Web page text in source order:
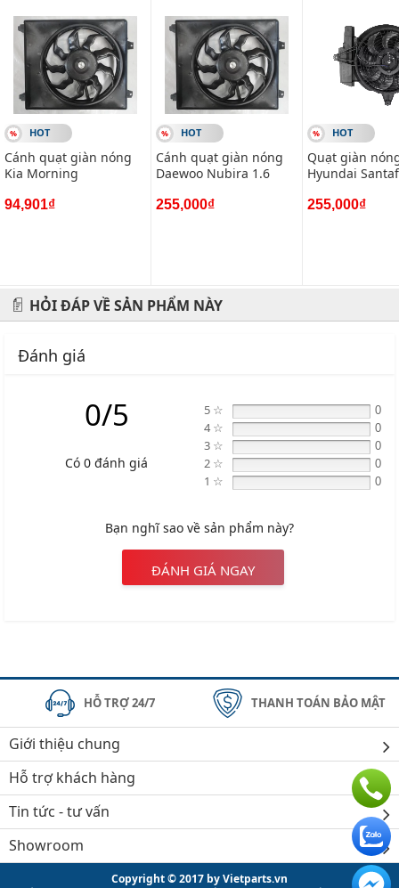
Địa chỉ: 434 Trần Khát Chân- Hai Bà Trưng- Hà Nội
Hotline: 0945 333 777
HOT
Cánh quạt giàn nóng
Kia Morning
94,901₫
HOT
Cánh quạt giàn nóng
Daewoo Nubira 1.6
255,000₫
HOT
Quạt giàn
Hyundai
255,000₫
HỎI ĐÁP VỀ SẢN PHẨM NÀY
Đánh giá
0/5
Có 0 đánh giá
5 ☆ 0
4 ☆ 0
3 ☆ 0
2 ☆ 0
1 ☆ 0
Bạn nghĩ sao về sản phẩm này?
ĐÁNH GIÁ NGAY
HỖ TRỢ 24/7 THANH TOÁN BẢO MẬT
Giới thiệu chung
Hỗ trợ khách hàng
Tin tức - tư vấn
Showroom
Copyright © 2017 by Vietparts.vn